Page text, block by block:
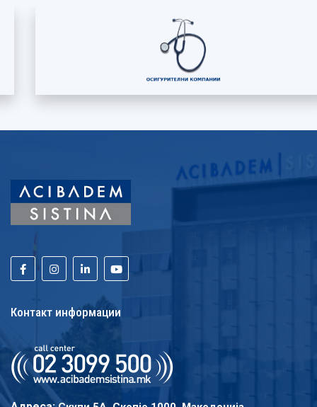
Контакт информации